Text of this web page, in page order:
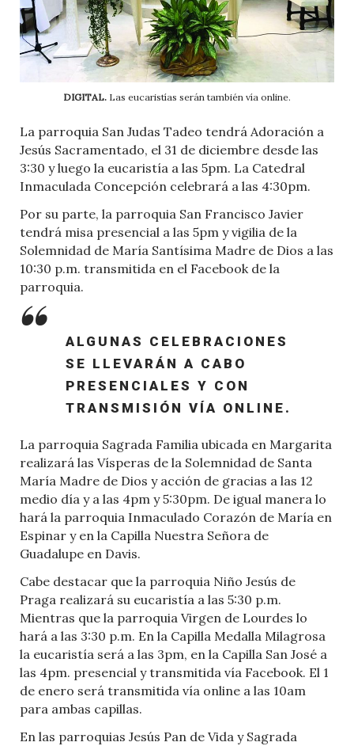
DIGITAL. Las eucaristías serán también vía online.
La parroquia San Judas Tadeo tendrá Adoración a
Jesús Sacramentado, el 31 de diciembre desde las
3:30 y luego la eucaristía a las 5pm. La Catedral
Inmaculada Concepción celebrará a las 4:30pm.
Por su parte, la parroquia San Francisco Javier
tendrá misa presencial a las 5pm y vigilia de la
Solemnidad de María Santísima Madre de Dios a las
10:30 p.m. transmitida en el Facebook de la
parroquia.
ALGUNAS CELEBRACIONES
SE LLEVARÁN A CABO
PRESENCIALES Y CON
TRANSMISIÓN VÍA ONLINE.
La parroquia Sagrada Familia ubicada en Margarita
realizará las Vísperas de la Solemnidad de Santa
María Madre de Dios y acción de gracias a las 12
medio día y a las 4pm y 5:30pm. De igual manera lo
hará la parroquia Inmaculado Corazón de María en
Espinar y en la Capilla Nuestra Señora de
Guadalupe en Davis.
Cabe destacar que la parroquia Niño Jesús de
Praga realizará su eucaristía a las 5:30 p.m.
Mientras que la parroquia Virgen de Lourdes lo
hará a las 3:30 p.m. En la Capilla Medalla Milagrosa
la eucaristía será a las 3pm, en la Capilla San José a
las 4pm. presencial y transmitida vía Facebook. El 1
de enero será transmitida vía online a las 10am
para ambas capillas.
En las parroquias Jesús Pan de Vida y Sagrada